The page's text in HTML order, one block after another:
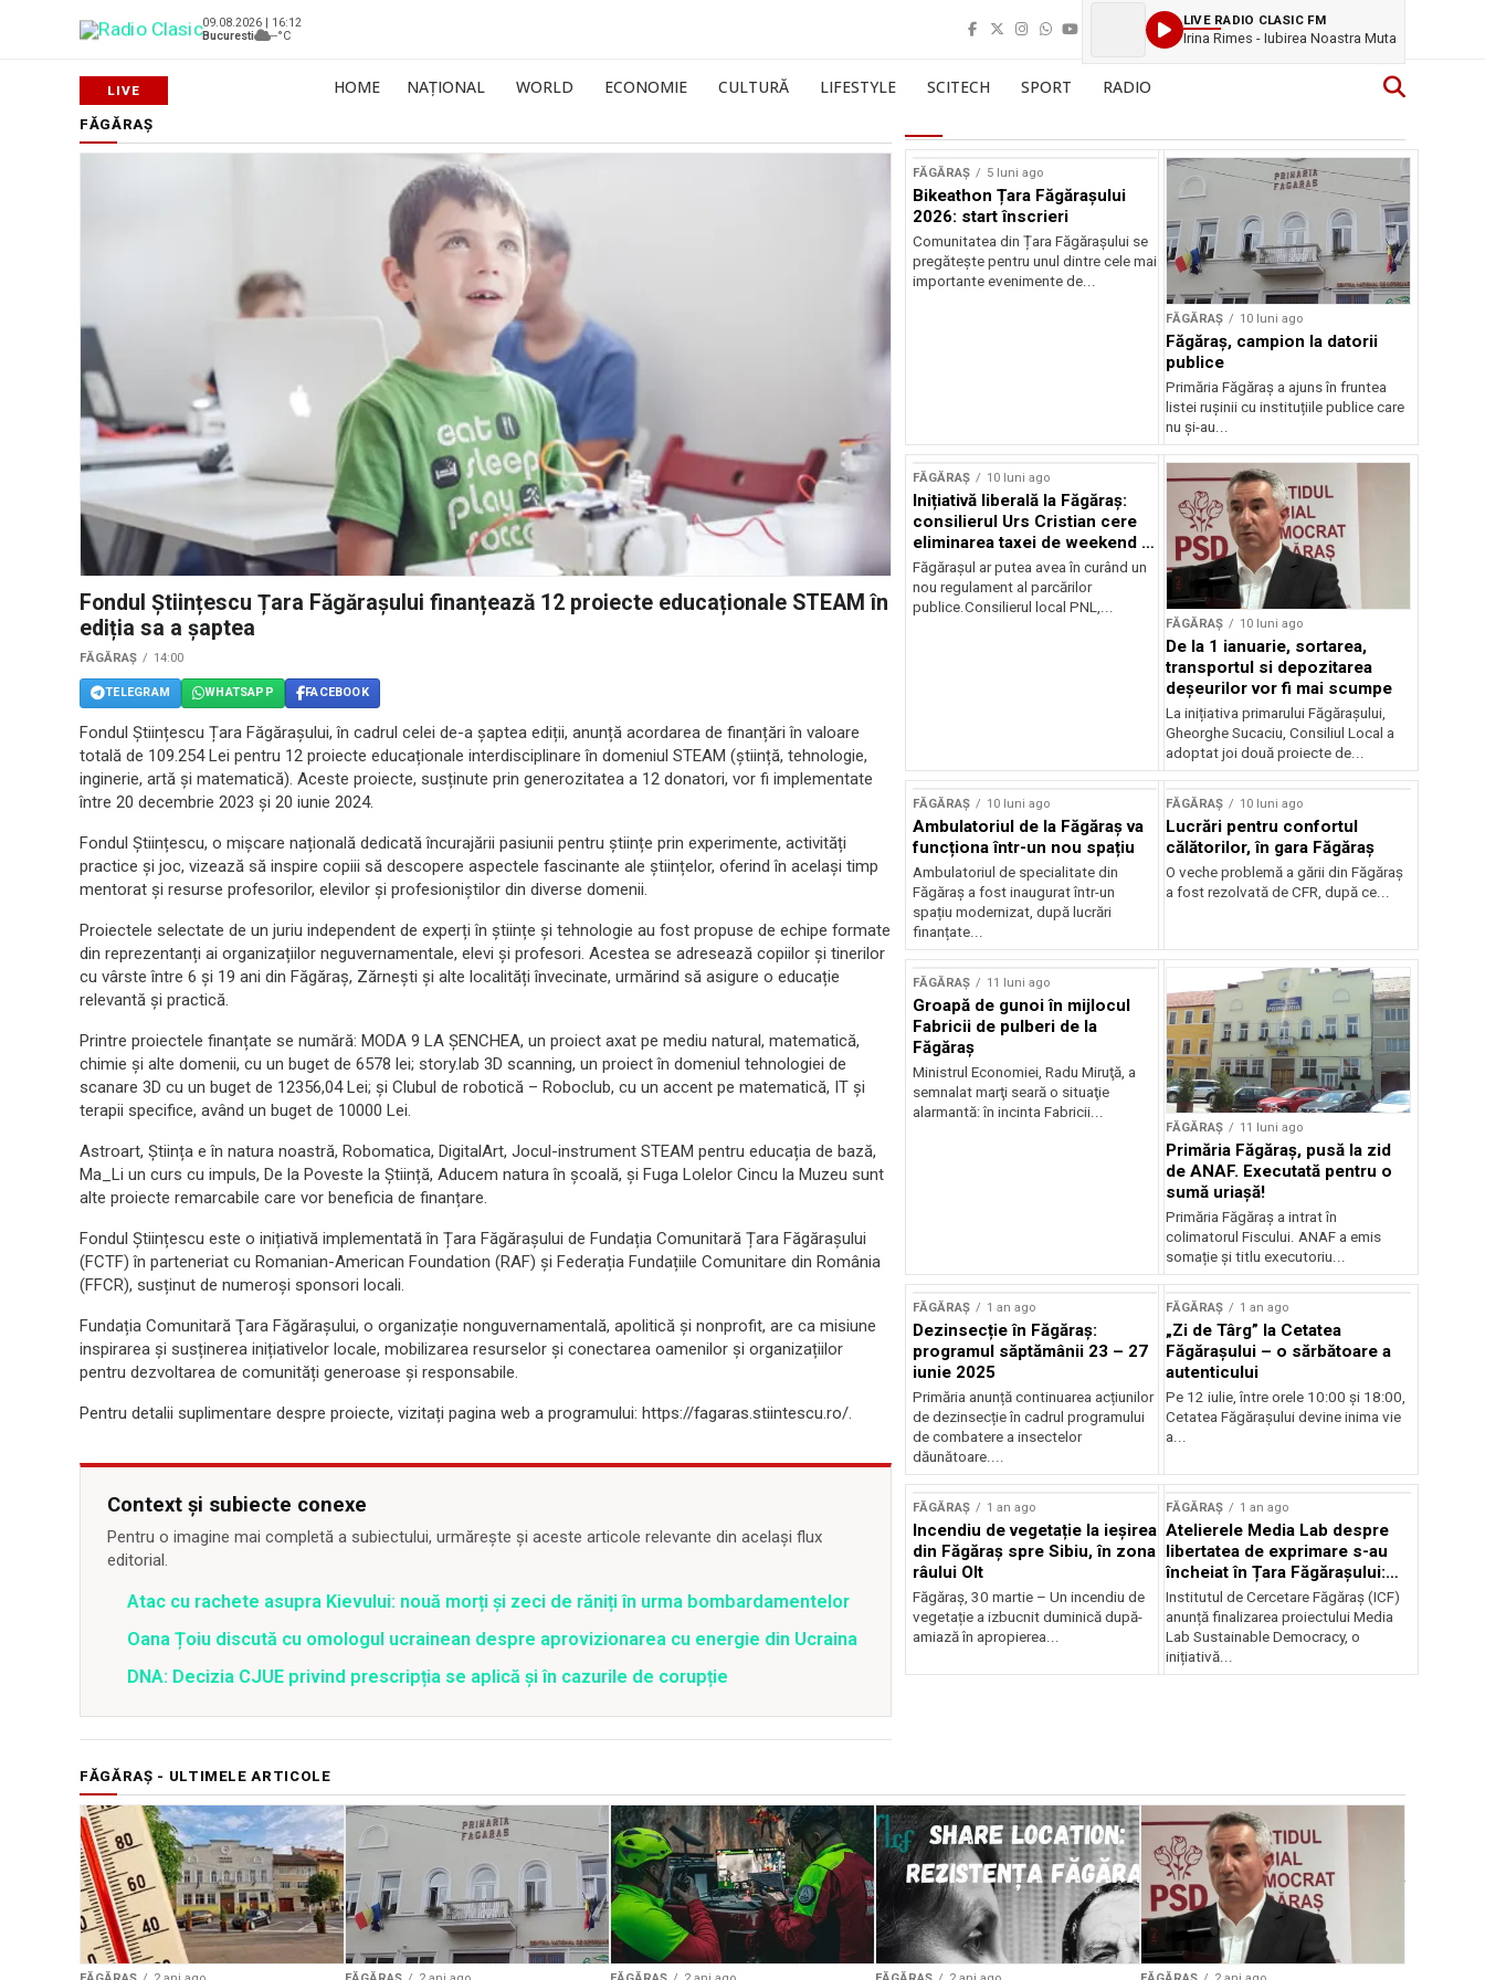
09.08.2026 | 16:12
Bucuresti
--°C
LIVE RADIO CLASIC FM
Irina Rimes - Iubirea Noastra Muta
HOME NAȚIONAL WORLD ECONOMIE CULTURĂ LIFESTYLE SCITECH SPORT RADIO
FĂGĂRAȘ
Fondul Științescu Țara Făgărașului finanțează 12 proiecte educaționale STEAM în
ediția sa a șaptea
FĂGĂRAȘ 14:00
TELEGRAM WHATSAPP FACEBOOK
Fondul Științescu Țara Făgărașului, în cadrul celei de-a șaptea ediții, anunță acordarea de finanțări în valoare
totală de 109.254 Lei pentru 12 proiecte educaționale interdisciplinare în domeniul STEAM (știință, tehnologie,
inginerie, artă și matematică). Aceste proiecte, susținute prin generozitatea a 12 donatori, vor fi implementate
între 20 decembrie 2023 și 20 iunie 2024.
Fondul Științescu, o mișcare națională dedicată încurajării pasiunii pentru științe prin experimente, activități
practice și joc, vizează să inspire copiii să descopere aspectele fascinante ale științelor, oferind în același timp
mentorat și resurse profesorilor, elevilor și profesioniștilor din diverse domenii.
Proiectele selectate de un juriu independent de experți în științe și tehnologie au fost propuse de echipe formate
din reprezentanți ai organizațiilor neguvernamentale, elevi și profesori. Acestea se adresează copiilor și tinerilor
cu vârste între 6 și 19 ani din Făgăraș, Zărnești și alte localități învecinate, urmărind să asigure o educație
relevantă și practică.
Printre proiectele finanțate se numără: MODA 9 LA ȘENCHEA, un proiect axat pe mediu natural, matematică,
chimie și alte domenii, cu un buget de 6578 lei; story.lab 3D scanning, un proiect în domeniul tehnologiei de
scanare 3D cu un buget de 12356,04 Lei; și Clubul de robotică – Roboclub, cu un accent pe matematică, IT și
terapii specifice, având un buget de 10000 Lei.
Astroart, Știința e în natura noastră, Robomatica, DigitalArt, Jocul-instrument STEAM pentru educația de bază,
Ma_Li un curs cu impuls, De la Poveste la Știință, Aducem natura în școală, și Fuga Lolelor Cincu la Muzeu sunt
alte proiecte remarcabile care vor beneficia de finanțare.
Fondul Științescu este o inițiativă implementată în Țara Făgărașului de Fundația Comunitară Țara Făgărașului
(FCTF) în parteneriat cu Romanian-American Foundation (RAF) și Federația Fundațiile Comunitare din România
(FFCR), susținut de numeroși sponsori locali.
Fundația Comunitară Ţara Făgăraşului, o organizație nonguvernamentală, apolitică și nonprofit, are ca misiune
inspirarea și susținerea inițiativelor locale, mobilizarea resurselor și conectarea oamenilor și organizațiilor
pentru dezvoltarea de comunități generoase și responsabile.
Pentru detalii suplimentare despre proiecte, vizitați pagina web a programului: https://fagaras.stiintescu.ro/.
Context și subiecte conexe
Pentru o imagine mai completă a subiectului, urmărește și aceste articole relevante din același flux
editorial.
Atac cu rachete asupra Kievului: nouă morți și zeci de răniți în urma bombardamentelor
Oana Țoiu discută cu omologul ucrainean despre aprovizionarea cu energie din Ucraina
DNA: Decizia CJUE privind prescripția se aplică și în cazurile de corupție
FĂGĂRAȘ 5 luni ago
Bikeathon Țara Făgărașului
2026: start înscrieri
Comunitatea din Țara Făgărașului se
pregătește pentru unul dintre cele mai
importante evenimente de...
FĂGĂRAȘ 10 luni ago
Făgăraș, campion la datorii
publice
Primăria Făgăraș a ajuns în fruntea
listei rușinii cu instituțiile publice care
nu și-au...
FĂGĂRAȘ 10 luni ago
Inițiativă liberală la Făgăraș:
consilierul Urs Cristian cere
eliminarea taxei de weekend și
plata cash a parcării
Făgărașul ar putea avea în curând un
nou regulament al parcărilor
publice.Consilierul local PNL,...
FĂGĂRAȘ 10 luni ago
De la 1 ianuarie, sortarea,
transportul si depozitarea
deșeurilor vor fi mai scumpe
La inițiativa primarului Făgărașului,
Gheorghe Sucaciu, Consiliul Local a
adoptat joi două proiecte de...
FĂGĂRAȘ 10 luni ago
Ambulatoriul de la Făgăraș va
funcționa într-un nou spațiu
Ambulatoriul de specialitate din
Făgăraș a fost inaugurat într-un
spațiu modernizat, după lucrări
finanțate...
FĂGĂRAȘ 10 luni ago
Lucrări pentru confortul
călătorilor, în gara Făgăraș
O veche problemă a gării din Făgăraș
a fost rezolvată de CFR, după ce...
FĂGĂRAȘ 11 luni ago
Groapă de gunoi în mijlocul
Fabricii de pulberi de la
Făgăraș
Ministrul Economiei, Radu Miruţă, a
semnalat marţi seară o situaţie
alarmantă: în incinta Fabricii...
FĂGĂRAȘ 11 luni ago
Primăria Făgăraș, pusă la zid
de ANAF. Executată pentru o
sumă uriașă!
Primăria Făgăraș a intrat în
colimatorul Fiscului. ANAF a emis
somație și titlu executoriu...
FĂGĂRAȘ 1 an ago
Dezinsecție în Făgăraș:
programul săptămânii 23 – 27
iunie 2025
Primăria anunță continuarea acțiunilor
de dezinsecție în cadrul programului
de combatere a insectelor
dăunătoare....
FĂGĂRAȘ 1 an ago
„Zi de Târg” la Cetatea
Făgărașului – o sărbătoare a
autenticului
Pe 12 iulie, între orele 10:00 și 18:00,
Cetatea Făgărașului devine inima vie
a...
FĂGĂRAȘ 1 an ago
Incendiu de vegetație la ieșirea
din Făgăraș spre Sibiu, în zona
râului Olt
Făgăraș, 30 martie – Un incendiu de
vegetație a izbucnit duminică după-
amiază în apropierea...
FĂGĂRAȘ 1 an ago
Atelierele Media Lab despre
libertatea de exprimare s-au
încheiat în Țara Făgărașului:
Peste 120 de beneficiari din
opt localități
Institutul de Cercetare Făgăraș (ICF)
anunță finalizarea proiectului Media
Lab Sustainable Democracy, o
inițiativă...
FĂGĂRAȘ - ULTIMELE ARTICOLE